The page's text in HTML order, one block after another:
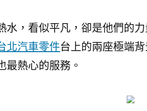
年
歸
水，看似平凡，卻是他們的
北汽車零件台上的兩座極端
最熱心的服務。